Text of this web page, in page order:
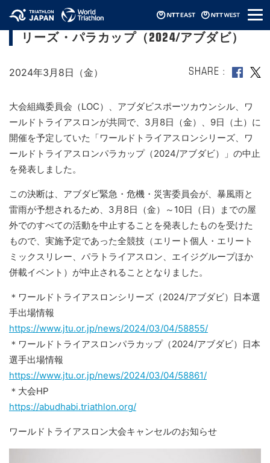
メ
ニ
【大会中止】ワールドトライアスロンシ
リーズ・パラカップ（2024/アブダビ）
2024年3月8日（金） SHARE
大会組織委員会（LOC）、アブダビスポーツカウンシル、ワ
ールドトライアスロンが共同で、3月8日（金）、9日（土）に
開催を予定していた「ワールドトライアスロンシリーズ、ワ
ールドトライアスロンパラカップ（2024/アブダビ）」の中止
を発表しました。
この決断は、アブダビ緊急・危機・災害委員会が、暴風雨と
雷雨が予想されるため、3月8日（金）～10日（日）までの屋
外でのすべての活動を中止することを発表したものを受けた
もので、実施予定であった全競技（エリート個人・エリート
ミックスリレー、パラトライアスロン、エイジグループほか
併載イベント）が中止されることとなりました。
＊ワールドトライアスロンシリーズ（2024/アブダビ）日本選
手出場情報
https://www.jtu.or.jp/news/2024/03/04/58855/
＊ワールドトライアスロンパラカップ（2024/アブダビ）日本
選手出場情報
https://www.jtu.or.jp/news/2024/03/04/58861/
＊大会HP
https://abudhabi.triathlon.org/
ワールドトライアスロン大会キャンセルのお知らせ